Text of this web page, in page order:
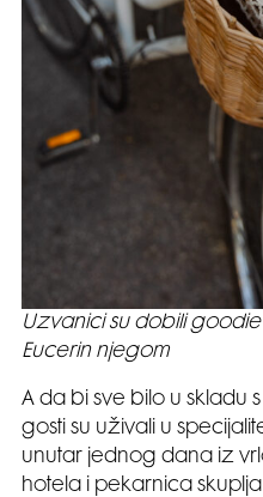
Uzvanici su dobili
Eucerin njegom
A da bi sve bilo u skladu
gosti su uživali u
unutar jednog dana iz
hotela i pekarnica